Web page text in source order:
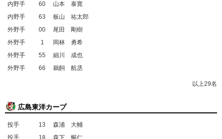
内野手
60
山本 泰寛
内野手
63
板山 祐太郎
外野手
00
尾田 剛樹
外野手
1
岡林 勇希
外野手
55
細川 成也
外野手
66 鵜飼 航丞
以上29名
広島東洋カープ
投手 13
森浦 大輔
投手
18
森下 暢仁